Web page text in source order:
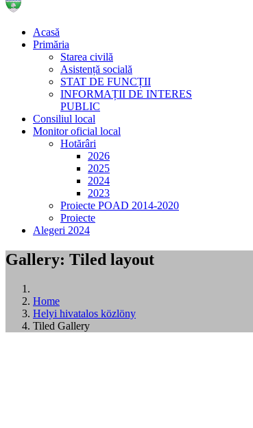
Acasă
Primăria
Starea civilă
Asistență socială
STAT DE FUNCȚII
INFORMAȚII DE INTERES
PUBLIC
Consiliul local
Monitor oficial local
Hotărâri
2026
2025
2024
2023
Proiecte POAD 2014-2020
Proiecte
Alegeri 2024
Gallery: Tiled layout
Home
Helyi hivatalos közlöny
Tiled Gallery